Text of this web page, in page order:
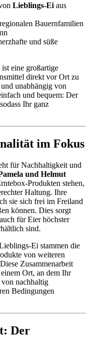
Lieblings-Ei aus
Bauernfamilien
und süße
eine großartige
direkt vor Ort zu
unabhängig von
und bequem: Der
Ihr ganz
im Fokus
für Nachhaltigkeit und
und Helmut
Produkten stehen,
Haltung. Ihre
sie sich frei im Freiland
können. Dies sorgt
für Eier höchster
sind.
Ei stammen die
von weiteren
Zusammenarbeit
Ort, an dem Ihr
von nachhaltig
Bedingungen
Der